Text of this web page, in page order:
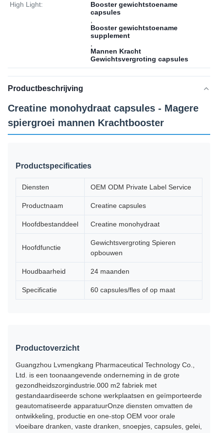
High Light:
Booster gewichtstoename
capsules
Booster gewichtstoename
supplement
Mannen Kracht
Gewichtsvergroting capsules
Productbeschrijving
Creatine monohydraat capsules - Magere
spiergroei mannen Krachtbooster
Productspecificaties
Diensten OEM ODM Private Label Service
Productnaam Creatine capsules
Hoofdbestanddeel Creatine monohydraat
Hoofdfunctie
Gewichtsvergroting Spieren
opbouwen
Houdbaarheid 24 maanden
Specificatie 60 capsules/fles of op maat
Productoverzicht
Guangzhou Lvmengkang Pharmaceutical Technology Co.,
Ltd. is een toonaangevende onderneming in de grote
gezondheidszorgindustrie.000 m2 fabriek met
gestandaardiseerde schone werkplaatsen en geïmporteerde
geautomatiseerde apparatuurOnze diensten omvatten de
ontwikkeling, productie en one-stop OEM voor orale
vloeibare dranken, vaste dranken, snoepjes, capsules, gelei,